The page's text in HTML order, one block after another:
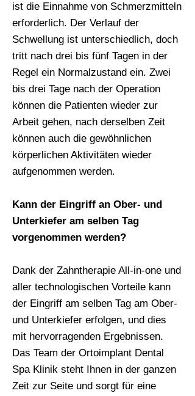
ist die Einnahme von Schmerzmitteln
erforderlich. Der Verlauf der
Schwellung ist unterschiedlich, doch
tritt nach drei bis fünf Tagen in der
Regel ein Normalzustand ein. Zwei
bis drei Tage nach der Operation
können die Patienten wieder zur
Arbeit gehen, nach derselben Zeit
können auch die gewöhnlichen
körperlichen Aktivitäten wieder
aufgenommen werden.
Kann der Eingriff an Ober- und
Unterkiefer am selben Tag
vorgenommen werden?
Dank der Zahntherapie All-in-one und
aller technologischen Vorteile kann
der Eingriff am selben Tag am Ober-
und Unterkiefer erfolgen, und dies
mit hervorragenden Ergebnissen.
Das Team der Ortoimplant Dental
Spa Klinik steht Ihnen in der ganzen
Zeit zur Seite und sorgt für eine